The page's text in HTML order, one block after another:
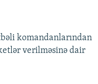
komandanlarından
verilməsinə dair